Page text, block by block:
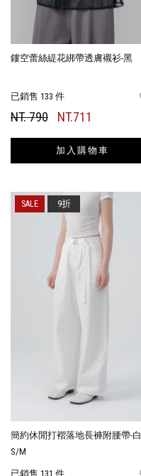
鏤空蕾絲緹花綁帶透膚襯衫-黑
已銷售 133 件
NT. 790 NT.711
加入購物車
簡約休閒打褶落地長褲附腰帶-白
S/M
已銷售 131 件
9折